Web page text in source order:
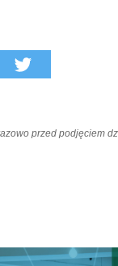
przed podjęciem